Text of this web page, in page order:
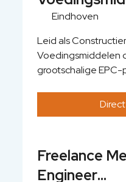
binnen
procesbranches.
Eindhoven
Eindhoven
Leid als
Voedingsmiddelen
grootschalige
bouwactiviteiten
planning en
kern van je rol ligt bij
complexe
Freelance
Engineer